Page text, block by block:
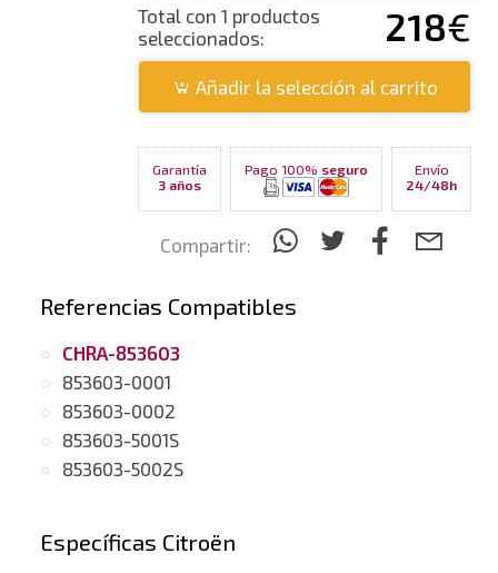
Total con 1 productos
seleccionados:
218€
Añadir la selección al carrito
Garantía
3 años
Pago 100% seguro
Envío
24/48h
Compartir:
Referencias Compatibles
CHRA-853603
853603-0001
853603-0002
853603-5001S
853603-5002S
Específicas Citroën